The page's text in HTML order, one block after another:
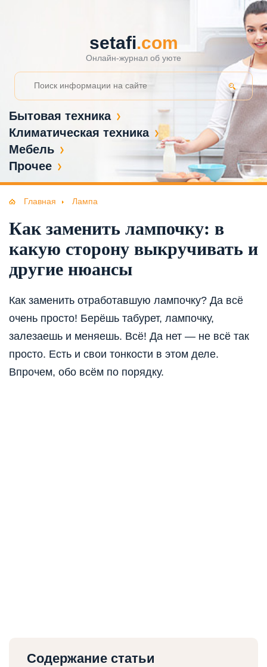
setafi.com
Онлайн-журнал об уюте
Бытовая техника
Климатическая техника
Мебель
Прочее
Главная Лампа
Как заменить лампочку: в
какую сторону выкручивать и
другие нюансы
Как заменить отработавшую лампочку? Да всё
очень просто! Берёшь табурет, лампочку,
залезаешь и меняешь. Всё! Да нет — не всё так
просто. Есть и свои тонкости в этом деле.
Впрочем, обо всём по порядку.
Содержание статьи